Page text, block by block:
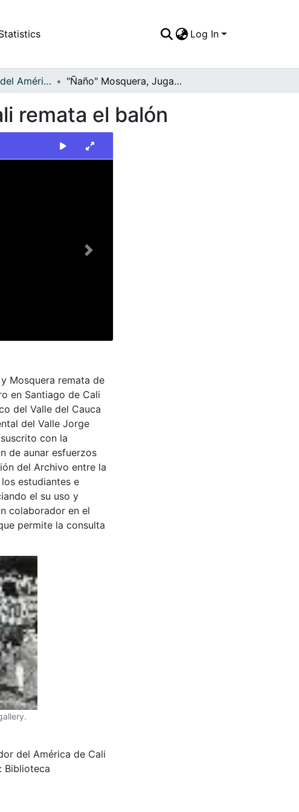
Log In
FFDO - Rincón del América - Patrimonial "Ñaño" Mosquera, Jugador del América de Cali remata el balón
remata el balón
Next
Mosquera remata de
en Santiago de Cali
del Valle del Cauca
del Valle Jorge
con la
de aunar esfuerzos
del Archivo entre la
estudiantes e
el su uso y
colaborador en el
permite la consulta
del América de Cali
Biblioteca